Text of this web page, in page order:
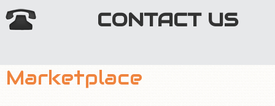
CONTACT US
HOME
TECHNOLOGY
Marketplace